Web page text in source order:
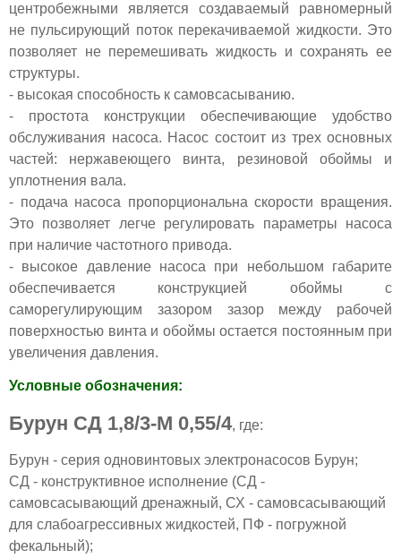
центробежными является создаваемый равномерный
не пульсирующий поток перекачиваемой жидкости. Это
позволяет не перемешивать жидкость и сохранять ее
структуры.
- высокая способность к самовсасыванию.
- простота конструкции обеспечивающие удобство
обслуживания насоса. Насос состоит из трех основных
частей: нержавеющего винта, резиновой обоймы и
уплотнения вала.
- подача насоса пропорциональна скорости вращения.
Это позволяет легче регулировать параметры насоса
при наличие частотного привода.
- высокое давление насоса при небольшом габарите
обеспечивается конструкцией обоймы с
саморегулирующим зазором зазор между рабочей
поверхностью винта и обоймы остается постоянным при
увеличения давления.
Условные обозначения:
Бурун СД 1,8/3-М 0,55/4, где:
Бурун - серия одновинтовых электронасосов Бурун;
СД - конструктивное исполнение (СД -
самовсасывающий дренажный, СХ - самовсасывающий
для слабоагрессивных жидкостей, ПФ - погружной
фекальный);